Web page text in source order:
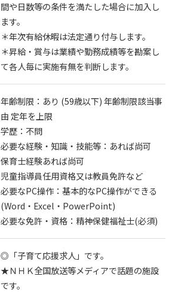
間や日数等の条件を満たした場合に加入し
ます。
＊年次有給休暇は法定通り付与します。
＊昇給・賞与は業績や勤務成績等を勘案し
て各人毎に実施有無を判断します。
年齢制限：あり (59歳以下) 年齢制限該当事
由 定年を上限
学歴：不問
必要な経験・知識・技能等：あれば尚可
保育士経験あれば尚可
児童指導員任用資格又は教員免許など
必要なPC操作：基本的なPC操作ができる
(Word・Excel・PowerPoint)
必要な免許・資格：精神保健福祉士(必須)
◎「子育て応援求人」です。
★ＮＨＫ全国放送等メディアで話題の施設
です。